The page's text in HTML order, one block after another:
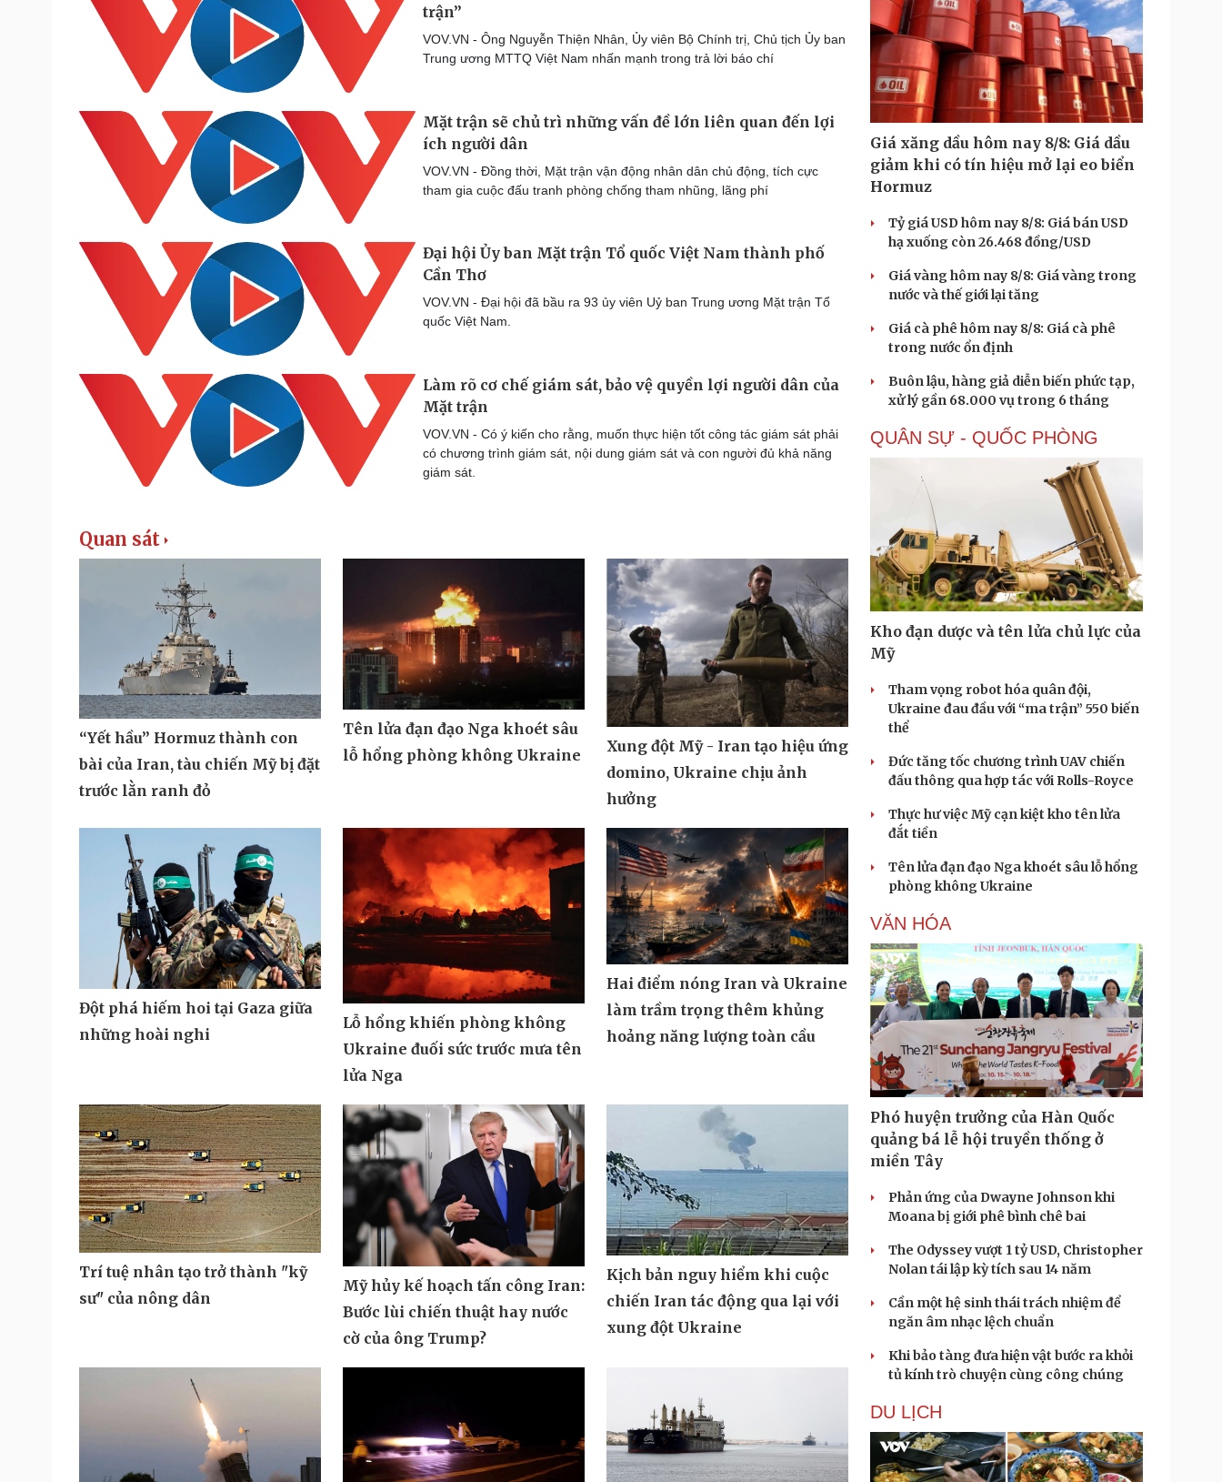
trận”
VOV.VN - Ông Nguyễn Thiện Nhân, Ủy viên Bộ Chính trị, Chủ tịch Ủy ban
Trung ương MTTQ Việt Nam nhấn mạnh trong trả lời báo chí
Mặt trận sẽ chủ trì những vấn đề lớn liên quan đến lợi
ích người dân
VOV.VN - Đồng thời, Mặt trận vận động nhân dân chủ động, tích cực
tham gia cuộc đấu tranh phòng chống tham nhũng, lãng phí
Đại hội Ủy ban Mặt trận Tổ quốc Việt Nam thành phố
Cần Thơ
VOV.VN - Đại hội đã bầu ra 93 ủy viên Uỷ ban Trung ương Mặt trận Tổ
quốc Việt Nam.
Làm rõ cơ chế giám sát, bảo vệ quyền lợi người dân của
Mặt trận
VOV.VN - Có ý kiến cho rằng, muốn thực hiện tốt công tác giám sát phải
có chương trình giám sát, nội dung giám sát và con người đủ khả năng
giám sát.
Quan sát
“Yết hầu” Hormuz thành con
bài của Iran, tàu chiến Mỹ bị đặt
trước lằn ranh đỏ
Tên lửa đạn đạo Nga khoét sâu
lỗ hổng phòng không Ukraine
Xung đột Mỹ - Iran tạo hiệu ứng
domino, Ukraine chịu ảnh
hưởng
Đột phá hiếm hoi tại Gaza giữa
những hoài nghi
Lỗ hổng khiến phòng không
Ukraine đuối sức trước mưa tên
lửa Nga
Hai điểm nóng Iran và Ukraine
làm trầm trọng thêm khủng
hoảng năng lượng toàn cầu
Trí tuệ nhân tạo trở thành "kỹ
sư" của nông dân
Mỹ hủy kế hoạch tấn công Iran:
Bước lùi chiến thuật hay nước
cờ của ông Trump?
Kịch bản nguy hiểm khi cuộc
chiến Iran tác động qua lại với
xung đột Ukraine
Giá xăng dầu hôm nay 8/8: Giá dầu
giảm khi có tín hiệu mở lại eo biển
Hormuz
Tỷ giá USD hôm nay 8/8: Giá bán USD
hạ xuống còn 26.468 đồng/USD
Giá vàng hôm nay 8/8: Giá vàng trong
nước và thế giới lại tăng
Giá cà phê hôm nay 8/8: Giá cà phê
trong nước ổn định
Buôn lậu, hàng giả diễn biến phức tạp,
xử lý gần 68.000 vụ trong 6 tháng
QUÂN SỰ - QUỐC PHÒNG
Kho đạn dược và tên lửa chủ lực của
Mỹ
Tham vọng robot hóa quân đội,
Ukraine đau đầu với “ma trận” 550 biến
thể
Đức tăng tốc chương trình UAV chiến
đấu thông qua hợp tác với Rolls-Royce
Thực hư việc Mỹ cạn kiệt kho tên lửa
đắt tiền
Tên lửa đạn đạo Nga khoét sâu lỗ hổng
phòng không Ukraine
VĂN HÓA
Phó huyện trưởng của Hàn Quốc
quảng bá lễ hội truyền thống ở
miền Tây
Phản ứng của Dwayne Johnson khi
Moana bị giới phê bình chê bai
The Odyssey vượt 1 tỷ USD, Christopher
Nolan tái lập kỳ tích sau 14 năm
Cần một hệ sinh thái trách nhiệm để
ngăn âm nhạc lệch chuẩn
Khi bảo tàng đưa hiện vật bước ra khỏi
tủ kính trò chuyện cùng công chúng
DU LỊCH